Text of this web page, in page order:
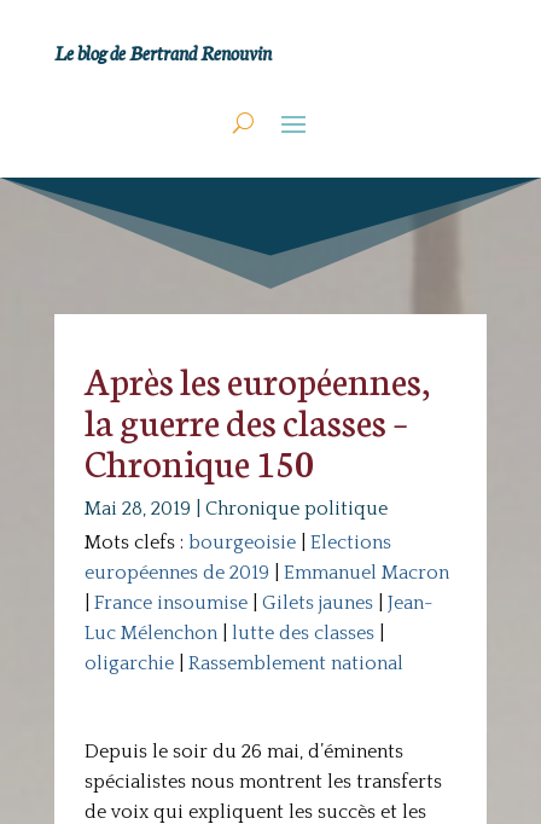
Le blog de Bertrand Renouvin
Après les européennes,
la guerre des classes –
Chronique 150
Mai 28, 2019
Chronique politique
Mots clefs : bourgeoisie| Elections
européennes de 2019
Emmanuel Macron
France insoumise| Gilets jaunes| Jean-
Luc Mélenchon| lutte des classes|
oligarchie| Rassemblement national
Depuis le soir du 26 mai, d’éminents
spécialistes nous montrent les transferts
de voix qui expliquent les succès et les